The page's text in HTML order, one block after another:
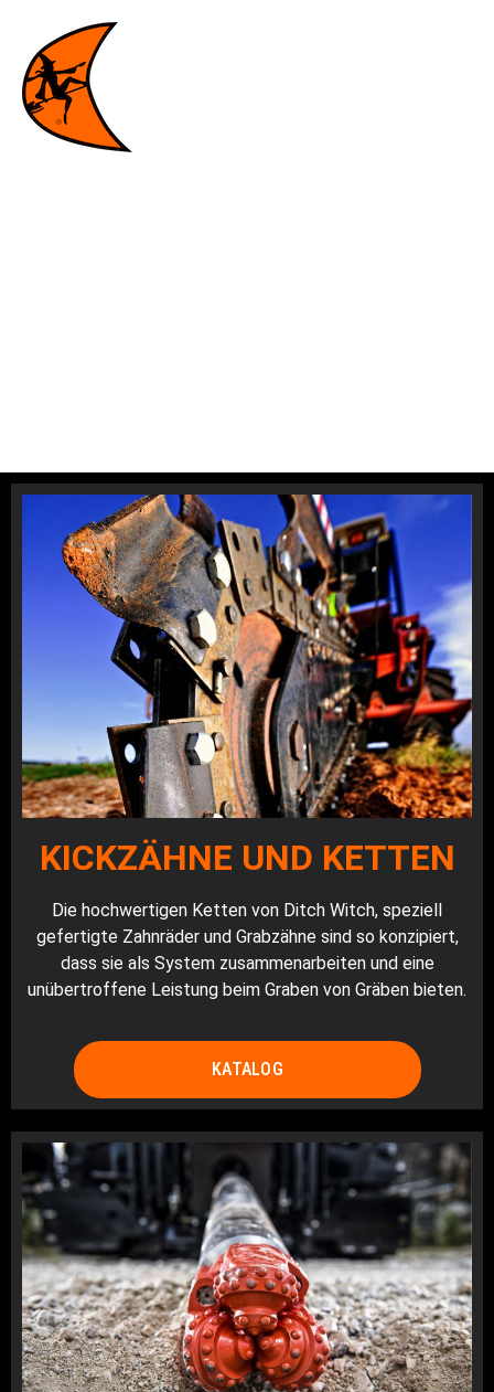
KICKZÄHNE UND KETTEN
Die hochwertigen Ketten von Ditch Witch, speziell
gefertigte Zahnräder und Grabzähne sind so konzipiert,
dass sie als System zusammenarbeiten und eine
unübertroffene Leistung beim Graben von Gräben bieten.
KATALOG